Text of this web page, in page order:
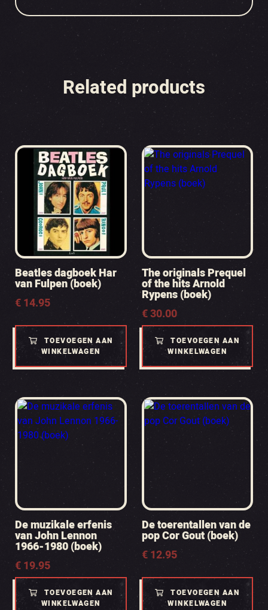
Related products
Beatles dagboek Har
van Fulpen (boek)
€14.95
TOEVOEGEN AAN
WINKELWAGEN
The originals Prequel
of the hits Arnold
Rypens (boek)
€30.00
TOEVOEGEN AAN
WINKELWAGEN
De muzikale erfenis
van John Lennon
1966-1980 (boek)
€19.95
TOEVOEGEN AAN
WINKELWAGEN
De toerentallen van de
pop Cor Gout (boek)
€12.95
TOEVOEGEN AAN
WINKELWAGEN